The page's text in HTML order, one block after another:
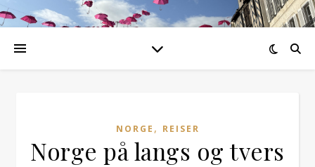
NORGE , REISER
Norge på langs og tvers